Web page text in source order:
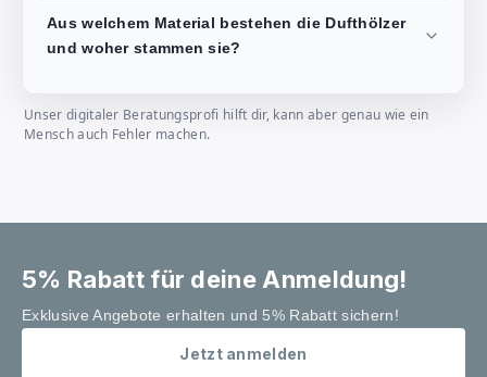
Aus welchem Material bestehen die Dufthölzer
und woher stammen sie?
Unser digitaler Beratungsprofi hilft dir, kann aber genau wie ein
Mensch auch Fehler machen.
5% Rabatt für deine Anmeldung!
Exklusive Angebote erhalten und 5% Rabatt sichern!
Jetzt anmelden